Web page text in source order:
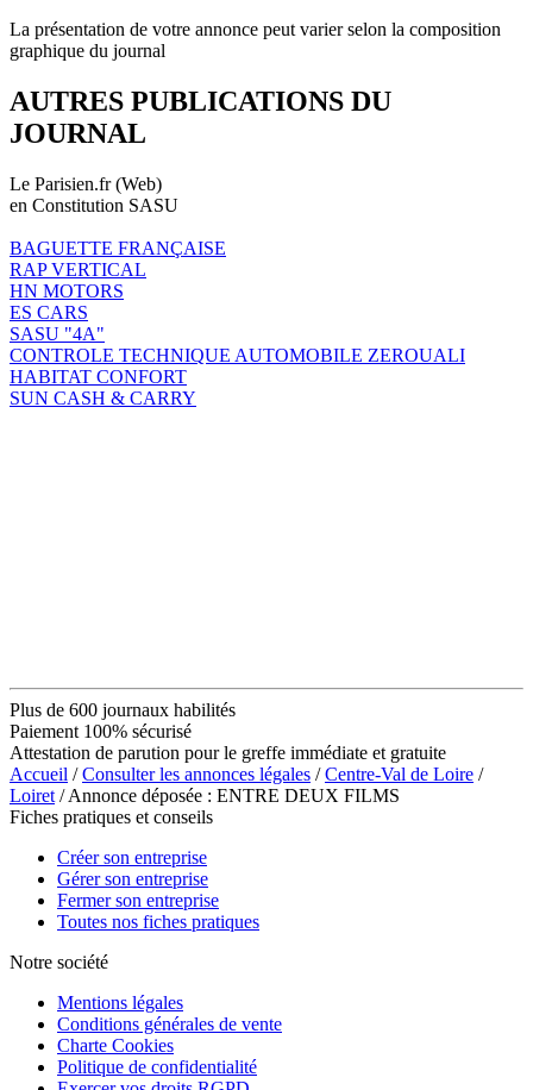
La présentation de votre annonce peut varier selon la composition
graphique du journal
AUTRES PUBLICATIONS DU
JOURNAL
Le Parisien.fr (Web)
en Constitution SASU
BAGUETTE FRANÇAISE
RAP VERTICAL
HN MOTORS
ES CARS
SASU "4A"
CONTROLE TECHNIQUE AUTOMOBILE ZEROUALI
HABITAT CONFORT
SUN CASH & CARRY
Plus de 600 journaux habilités
Paiement 100% sécurisé
Attestation de parution pour le greffe immédiate et gratuite
Accueil /Consulter les annonces légales /Centre-Val de Loire /
Loiret / Annonce déposée : ENTRE DEUX FILMS
Fiches pratiques et conseils
Créer son entreprise
Gérer son entreprise
Fermer son entreprise
Toutes nos fiches pratiques
Notre société
Mentions légales
Conditions générales de vente
Charte Cookies
Politique de confidentialité